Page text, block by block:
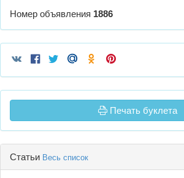
Номер объявления 1886
Печать буклета
Статьи Весь список